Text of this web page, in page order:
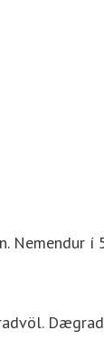
Nemendur í